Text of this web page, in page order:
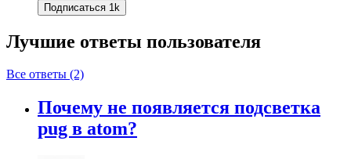
Подписаться 1k
Лучшие ответы пользователя
Все ответы (2)
Почему не появляется подсветка
pug в atom?